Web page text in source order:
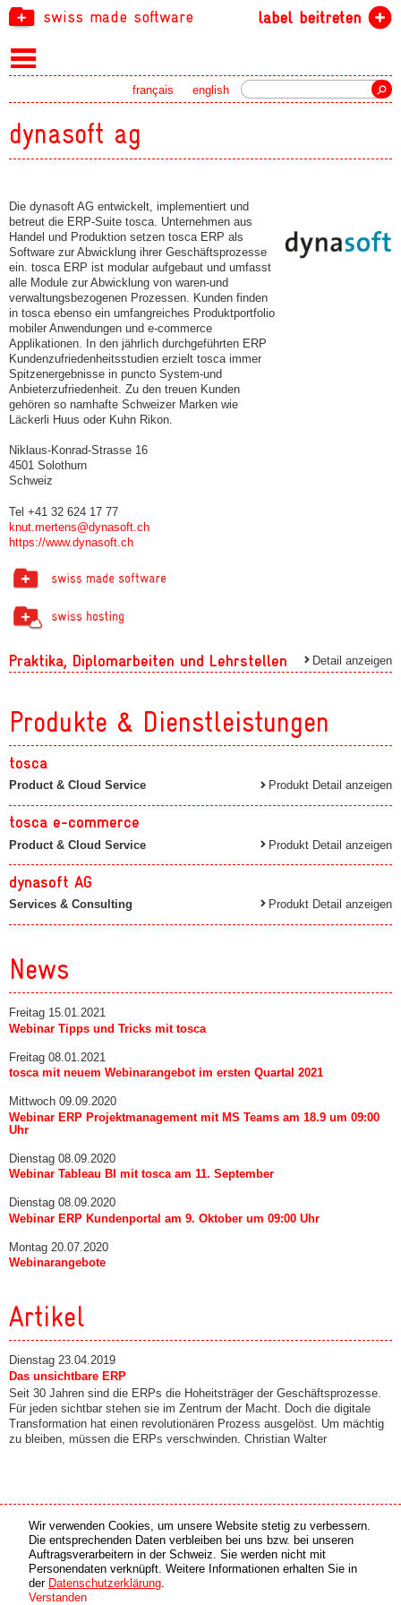
swiss made software label beitreten
english
français
dynasoft ag
Die dynasoft AG entwickelt, implementiert und
betreut die ERP-Suite tosca. Unternehmen aus
Handel und Produktion setzen tosca ERP als
Software zur Abwicklung ihrer Geschäftsprozesse
ein. tosca ERP ist modular aufgebaut und umfasst
alle Module zur Abwicklung von waren-und
verwaltungsbezogenen Prozessen. Kunden finden
in tosca ebenso ein umfangreiches Produktportfolio
mobiler Anwendungen und e-commerce
Applikationen. In den jährlich durchgeführten ERP
Kundenzufriedenheitsstudien erzielt tosca immer
Spitzenergebnisse in puncto System-und
Anbieterzufriedenheit. Zu den treuen Kunden
gehören so namhafte Schweizer Marken wie
Läckerli Huus oder Kuhn Rikon.
Niklaus-Konrad-Strasse 16
4501 Solothurn
Schweiz
Tel +41 32 624 17 77
knut.mertens@dynasoft.ch
https://www.dynasoft.ch
Praktika, Diplomarbeiten und Lehrstellen Detail anzeigen
Produkte & Dienstleistungen
tosca
Product & Cloud Service Produkt Detail anzeigen
tosca e-commerce
Product & Cloud Service Produkt Detail anzeigen
dynasoft AG
Services & Consulting Produkt Detail anzeigen
News
Freitag 15.01.2021
Webinar Tipps und Tricks mit tosca
Freitag 08.01.2021
tosca mit neuem Webinarangebot im ersten Quartal 2021
Mittwoch 09.09.2020
Webinar ERP Projektmanagement mit MS Teams am 18.9 um 09:00
Uhr
Dienstag 08.09.2020
Webinar Tableau BI mit tosca am 11. September
Dienstag 08.09.2020
Webinar ERP Kundenportal am 9. Oktober um 09:00 Uhr
Montag 20.07.2020
Webinarangebote
Artikel
Dienstag 23.04.2019
Das unsichtbare ERP
Seit 30 Jahren sind die ERPs die Hoheitsträger der Geschäftsprozesse.
Für jeden sichtbar stehen sie im Zentrum der Macht. Doch die digitale
Transformation hat einen revolutionären Prozess ausgelöst. Um mächtig
zu bleiben, müssen die ERPs verschwinden. Christian Walter
Medien Partner
copyright © 2026 by swiss made software gmbh, Switzerland - all rights reserved.
Online Partner
Wir verwenden Cookies, um unsere Website stetig zu verbessern.
Die entsprechenden Daten verbleiben bei uns bzw. bei unseren
Auftragsverarbeitern in der Schweiz. Sie werden nicht mit
Personendaten verknüpft. Weitere Informationen erhalten Sie in
der Datenschutzerklärung.
Verstanden